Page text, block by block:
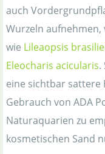
auch
Wurzeln aufnehmen,
wie Lileaopsis
Eleocharis acicularis.
eine sichtbar
Gebrauch von ADA
Naturaquarien zu
kosmetischen Sand